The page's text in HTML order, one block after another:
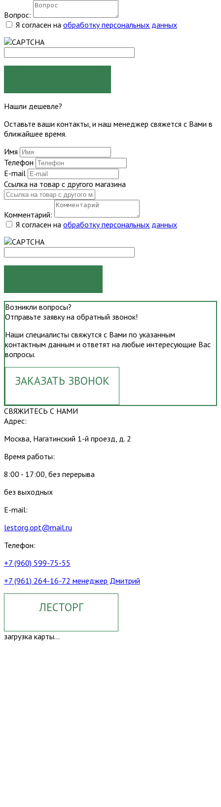
Вопрос:
Я согласен на обработку персональных данных
Нашли дешевле?
Оставьте ваши контакты, и наш менеджер свяжется с Вами в
ближайшее время.
Имя
Телефон
E-mail
Ссылка на товар с другого магазина
Комментарий:
Я согласен на обработку персональных данных
Возникли вопросы?
Отправьте заявку на обратный звонок!
Наши специалисты свяжутся с Вами по указанным
контактным данным и ответят на любые интересующие Вас
вопросы.
ЗАКАЗАТЬ ЗВОНОК
СВЯЖИТЕСЬ С НАМИ
Адрес:
Москва, Нагатинский 1-й проезд, д. 2
Время работы:
8:00 - 17:00, без перерыва
без выходных
E-mail:
lestorg.opt@mail.ru
Телефон:
+7 (960) 599-75-55
+7 (961) 264-16-72 менеджер Дмитрий
ЛЕСТОРГ
загрузка карты...